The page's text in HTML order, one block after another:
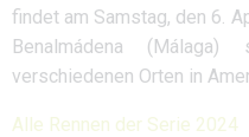
findet am Samstag, den 6.
Benalmádena
verschiedenen Orten in
Alle Rennen der Serie 2024